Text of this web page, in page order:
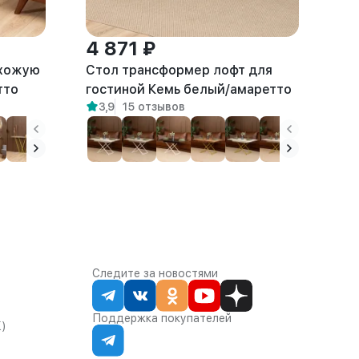
4 871 ₽
Стол трансформер лофт для
гостиной Кемь белый/амаретто
3,9 15 отзывов
Следите за новостями
Поддержка покупателей